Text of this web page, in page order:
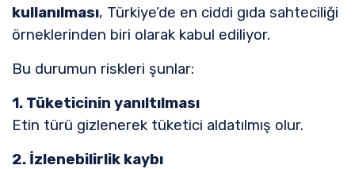
kullanılması, Türkiye’de en ciddi gıda sahteciliği
örneklerinden biri olarak kabul ediliyor.
Bu durumun riskleri şunlar:
1. Tüketicinin yanıltılması
Etin türü gizlenerek tüketici aldatılmış olur.
2. İzlenebilirlik kaybı